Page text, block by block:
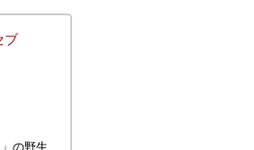
ブ
の野生